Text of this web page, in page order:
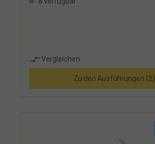
Vergleichen
Zu den Ausführungen (2)